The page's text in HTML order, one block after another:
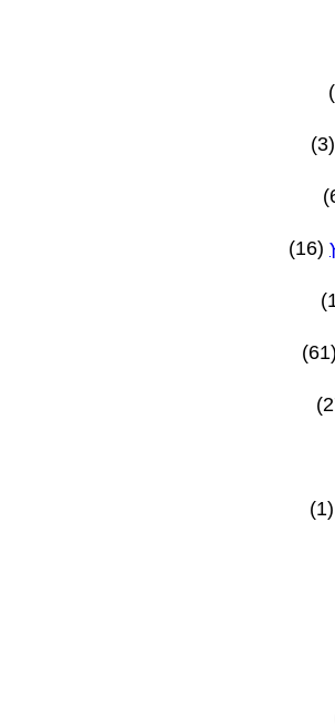
(3)
(16)
(61)
(1)